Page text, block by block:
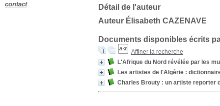
Détail de l'auteur
Auteur Élisabeth CAZENAVE
Documents disponibles écrits
Affiner la recherche
L'Afrique du Nord révélée par les
Les artistes de l'Algérie :
Charles Brouty : un artiste reporter
contact